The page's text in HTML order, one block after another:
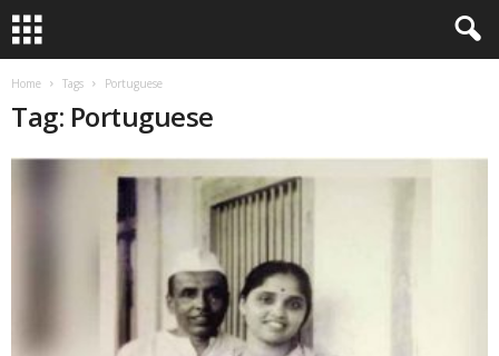
Home Tags Portuguese
Tag: Portuguese